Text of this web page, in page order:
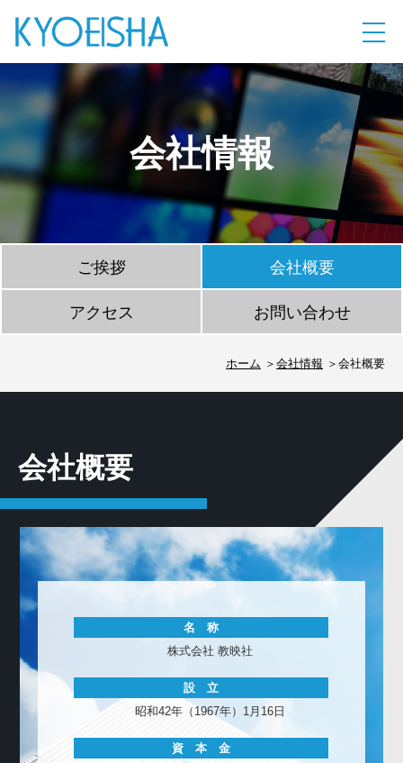
会社情報
ご挨拶 会社概要
アクセス お問い合わせ
ホーム 会社情報 会社概要
会社概要
名 称
株式会社 教映社
設 立
昭和42年（1967年）1月16日
資 本 金